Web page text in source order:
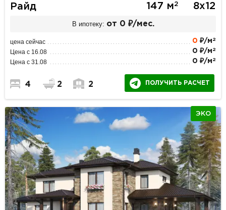
Райд 147 м2 8х12
В ипотеку: от 0 ₽/мес.
цена сейчас 0 ₽/м 2
Цена с 16.08 0 ₽/м 2
Цена с 31.08 0 ₽/м 2
4 2 2 ПОЛУЧИТЬ РАСЧЕТ
ЭКО